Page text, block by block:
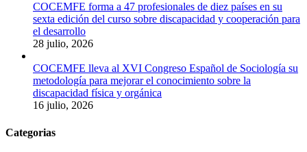
COCEMFE forma a 47 profesionales de diez países en su
sexta edición del curso sobre discapacidad y cooperación para
el desarrollo
28 julio, 2026
COCEMFE lleva al XVI Congreso Español de Sociología su
metodología para mejorar el conocimiento sobre la
discapacidad física y orgánica
16 julio, 2026
Categorias